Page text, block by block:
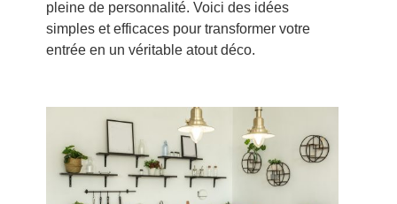
pleine de personnalité. Voici des idées
simples et efficaces pour transformer votre
entrée en un véritable atout déco.